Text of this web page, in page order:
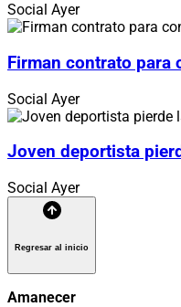
Social Ayer
Firman contrato para
Social Ayer
Joven deportista
Social Ayer
Regresar al inicio
Amanecer